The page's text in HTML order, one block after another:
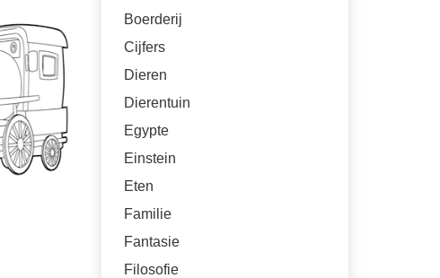
Boerderij
Cijfers
Dieren
Dierentuin
Egypte
Einstein
Eten
Familie
Fantasie
Filosofie